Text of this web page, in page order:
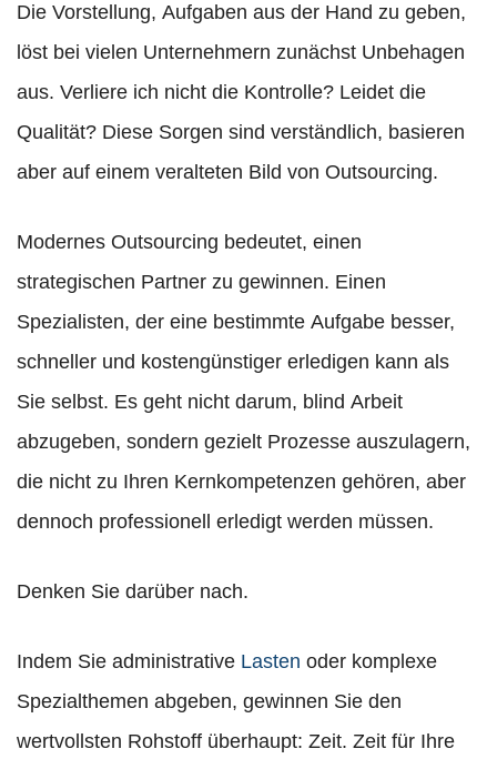
Die Vorstellung, Aufgaben aus der Hand zu geben,
löst bei vielen Unternehmern zunächst Unbehagen
aus. Verliere ich nicht die Kontrolle? Leidet die
Qualität? Diese Sorgen sind verständlich, basieren
aber auf einem veralteten Bild von Outsourcing.
Modernes Outsourcing bedeutet, einen
strategischen Partner zu gewinnen. Einen
Spezialisten, der eine bestimmte Aufgabe besser,
schneller und kostengünstiger erledigen kann als
Sie selbst. Es geht nicht darum, blind Arbeit
abzugeben, sondern gezielt Prozesse auszulagern,
die nicht zu Ihren Kernkompetenzen gehören, aber
dennoch professionell erledigt werden müssen.
Denken Sie darüber nach.
Indem Sie administrative Lasten oder komplexe
Spezialthemen abgeben, gewinnen Sie den
wertvollsten Rohstoff überhaupt: Zeit. Zeit für Ihre